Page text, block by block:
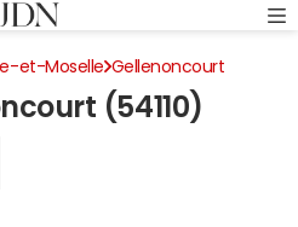
et-Moselle Gellenoncourt
(54110)